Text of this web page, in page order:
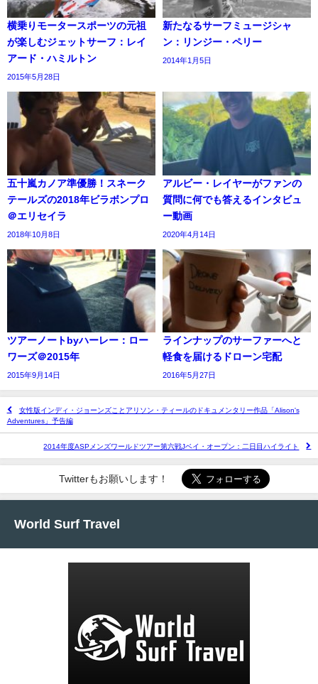
横乗りモータースポーツの元祖
が楽しむジェットサーフ：レイ
アード・ハミルトン
2015年5月28日
新たなるサーフミュージシャ
ン：リンジー・ペリー
2014年1月5日
五十嵐カノア準優勝！スネーク
テールズの2018年ビラボンプロ
＠エリセイラ
2018年10月8日
アルビー・レイヤーがファンの
質問に何でも答えるインタビュ
ー動画
2020年4月14日
ツアーノートbyハーレー：ロー
ワーズ＠2015年
2015年9月14日
ラインナップのサーファーへと
軽食を届けるドローン宅配
2016年5月27日
女性版インディ・ジョーンズことアリソン・ティールのドキュメンタリー作品「Alison's
Adventures」予告編
2014年度ASPメンズワールドツアー第六戦Jベイ・オープン：二日目ハイライト
Twitterもお願いします！
World Surf Travel